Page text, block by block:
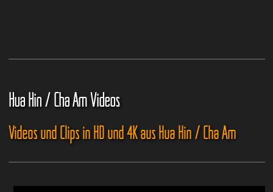
Hua Hin / Cha Am Videos
Videos und Clips in HD und 4K aus Hua Hin / Cha Am